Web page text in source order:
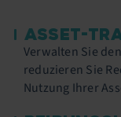
ASSET-
Verwalten Sie
reduzieren Sie
Nutzung Ihrer